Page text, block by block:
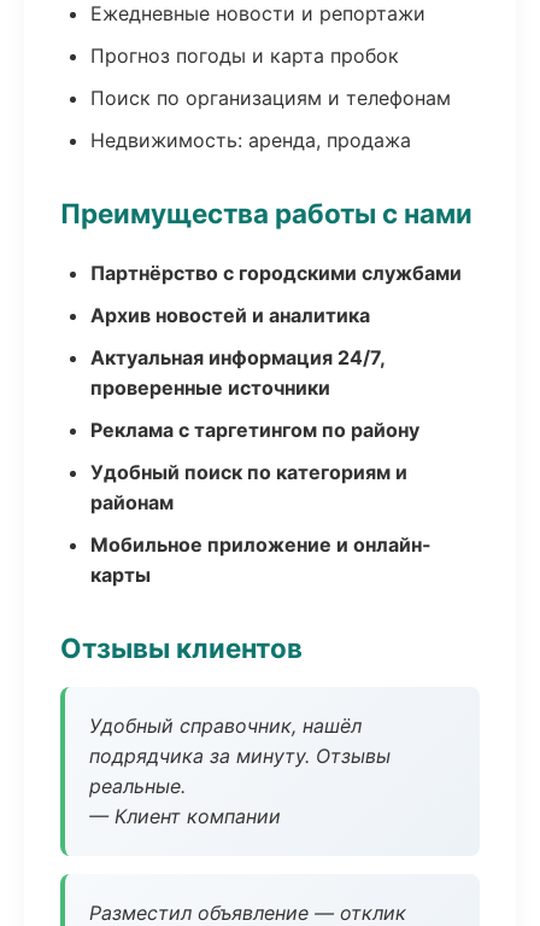
Ежедневные новости и репортажи
Прогноз погоды и карта пробок
Поиск по организациям и телефонам
Недвижимость: аренда, продажа
Преимущества работы с нами
Партнёрство с городскими службами
Архив новостей и аналитика
Актуальная информация 24/7,
проверенные источники
Реклама с таргетингом по району
Удобный поиск по категориям и
районам
Мобильное приложение и онлайн-
карты
Отзывы клиентов
Удобный справочник, нашёл
подрядчика за минуту. Отзывы
реальные.
— Клиент компании
Разместил объявление — отклик